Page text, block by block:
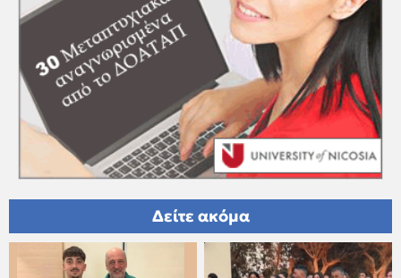
Δείτε ακόμα